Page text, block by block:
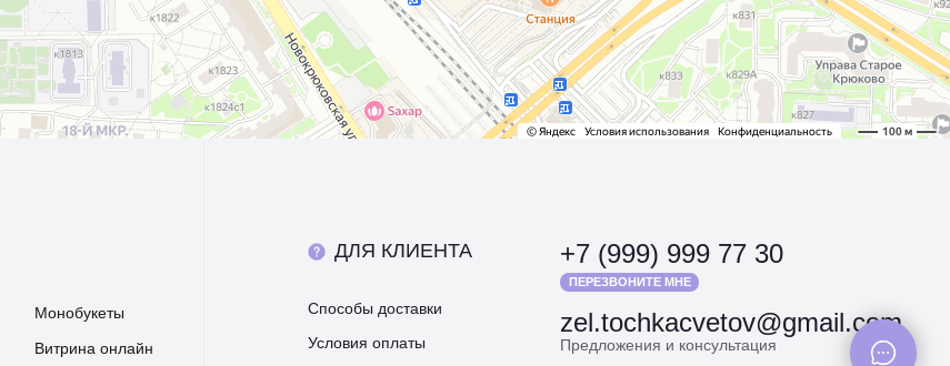
Монобукеты
+7 (999) 999 77 30
zel.tochkacvetov@gmail.com
Предложения и консультация
Способы доставки
Условия оплаты
ДЛЯ КЛИЕНТА
Витрина онлайн
ПЕРЕЗВОНИТЕ МНЕ